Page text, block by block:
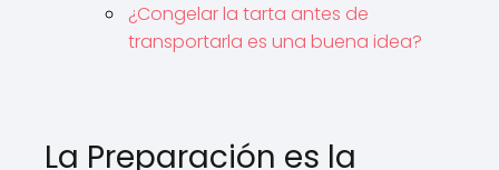
¿Congelar la tarta antes de
transportarla es una buena idea?
La Preparación es la